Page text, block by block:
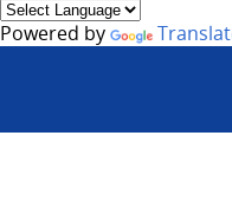
Powered by